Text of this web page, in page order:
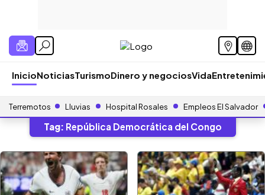
InicioNoticiasTurismoDinero y negociosVida
Terremotos Lluvias Hospital Rosales Empleos El Salvador
Tag: República Democrática del Congo